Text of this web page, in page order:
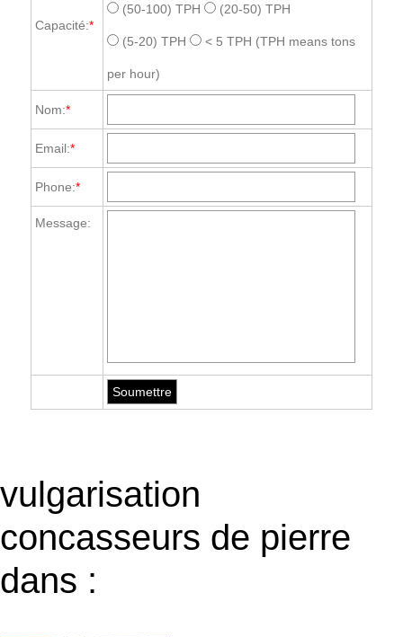
Capacité:*
(50-100) TPH (20-50) TPH
(5-20) TPH < 5 TPH (TPH means tons
per hour)
Nom:*
Email:*
Phone:*
Message:
vulgarisation
concasseurs de pierre
dans :